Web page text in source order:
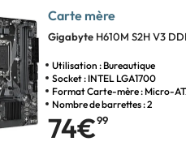
Carte mère
Gigabyte H610M S2H V3
Utilisation : Bureautique
Socket : INTEL LGA1700
Format Carte-mère : Micro-
Nombre de barrettes : 2
74€99